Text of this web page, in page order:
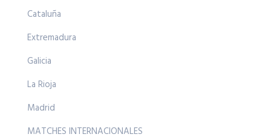
Cataluña
Extremadura
Galicia
La Rioja
Madrid
MATCHES INTERNACIONALES